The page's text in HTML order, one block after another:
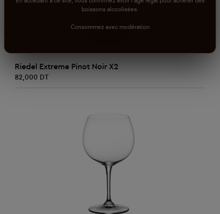
AJOUTER AU PANIER
Riedel Extreme Pinot Noir X2
82,000 DT
boissons alcoolisées.
Consommez avec modération